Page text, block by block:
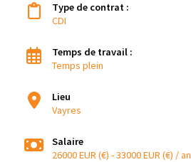
Type de contrat :
CDI
Temps de travail :
Temps plein
Lieu
Vayres
Salaire
26000 EUR (€) - 33000 EUR (€) / an